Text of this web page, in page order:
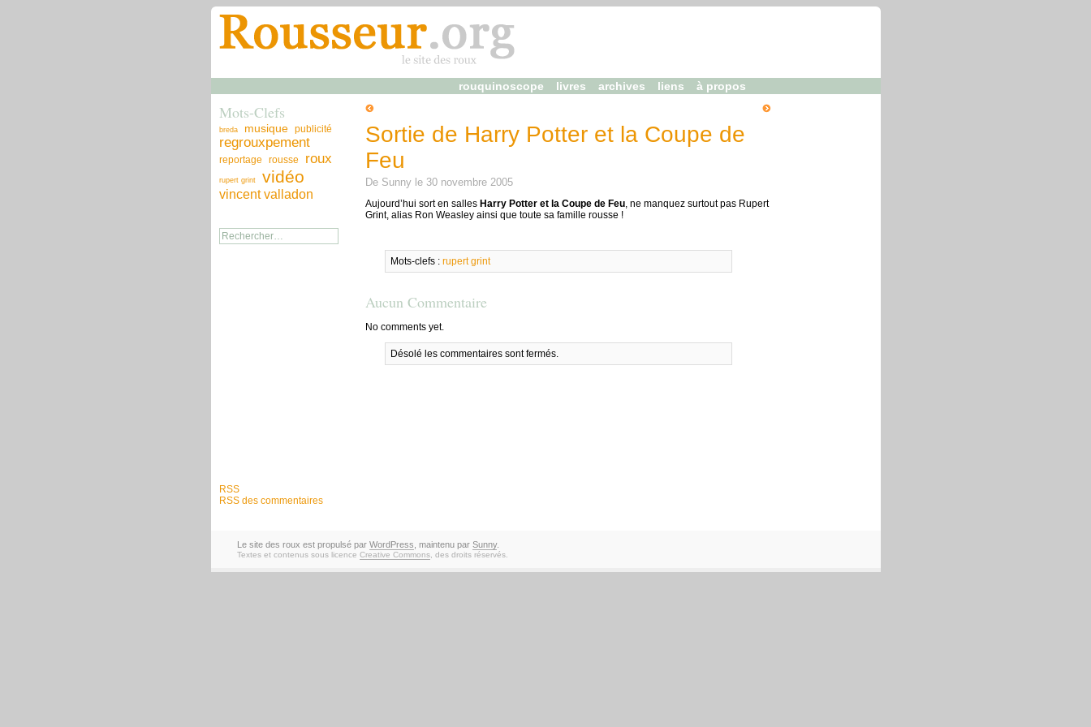
rouquinoscope livres archives liens à propos
Mots-Clefs
breda musique publicité
regrouxpement
reportage rousse roux
rupert grint vidéo
vincent valladon
RSS
RSS des commentaires
Sortie de Harry Potter et la Coupe de
Feu
De Sunnyle 30 novembre 2005
Aujourd’hui sort en salles Harry Potter et la Coupe de Feu, ne manquez surtout pas Rupert
Grint, alias Ron Weasley ainsi que toute sa famille rousse !
Mots-clefs : rupert grint
Aucun Commentaire
No comments yet.
Désolé les commentaires sont fermés.
Le site des roux est propulsé par WordPress , maintenu par Sunny.
Textes et contenus sous licence Creative Commons, des droits réservés.